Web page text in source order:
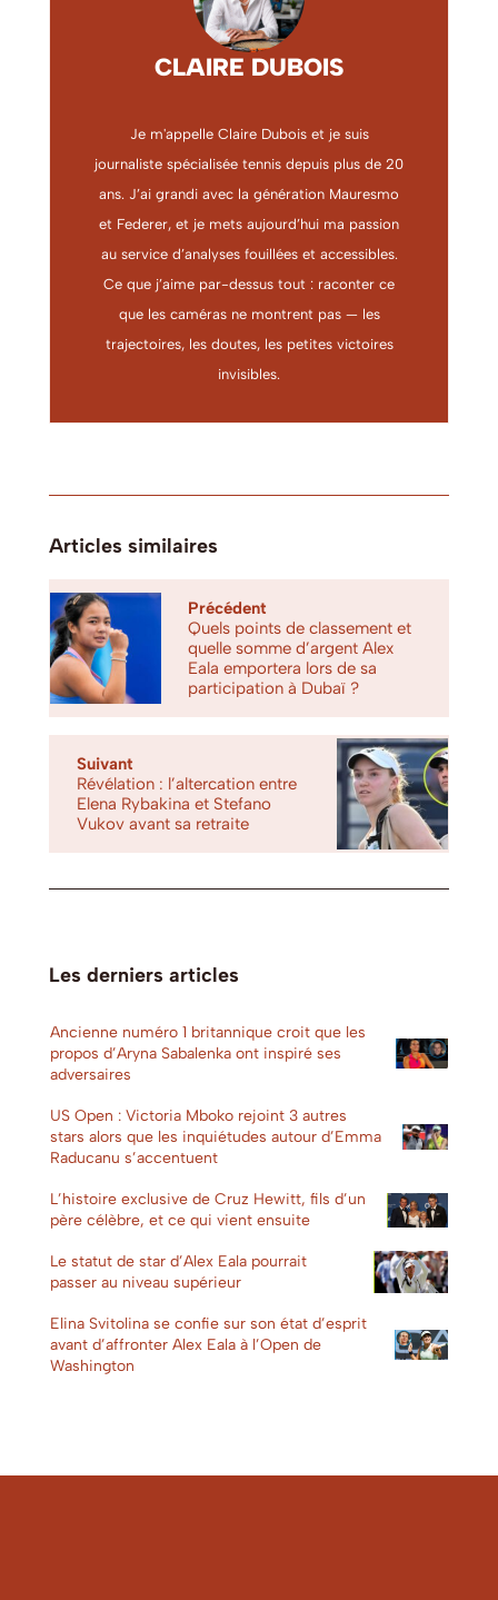
CLAIRE DUBOIS
Je m'appelle Claire Dubois et je suis
journaliste spécialisée tennis depuis plus de 20
ans. J’ai grandi avec la génération Mauresmo
et Federer, et je mets aujourd’hui ma passion
au service d’analyses fouillées et accessibles.
Ce que j’aime par-dessus tout : raconter ce
que les caméras ne montrent pas — les
trajectoires, les doutes, les petites victoires
invisibles.
Articles similaires
Précédent
Quels points de classement et
quelle somme d’argent Alex
Eala emportera lors de sa
participation à Dubaï ?
Suivant
Révélation : l’altercation entre
Elena Rybakina et Stefano
Vukov avant sa retraite
Les derniers articles
Ancienne numéro 1 britannique croit que les
propos d’Aryna Sabalenka ont inspiré ses
adversaires
US Open : Victoria Mboko rejoint 3 autres
stars alors que les inquiétudes autour d’Emma
Raducanu s’accentuent
L’histoire exclusive de Cruz Hewitt, fils d’un
père célèbre, et ce qui vient ensuite
Le statut de star d’Alex Eala pourrait
passer au niveau supérieur
Elina Svitolina se confie sur son état d’esprit
avant d’affronter Alex Eala à l’Open de
Washington